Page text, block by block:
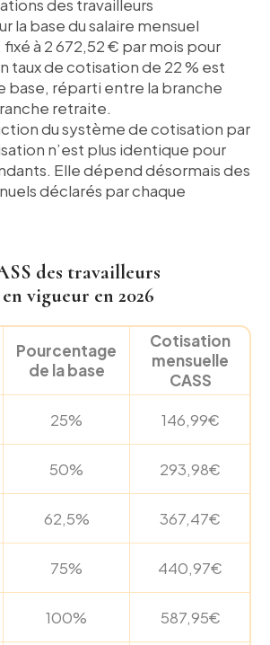
des travailleurs
la base du salaire mensuel
à 2 672,52 € par mois pour
taux de cotisation de 22 % est
base, réparti entre la branche
retraite.
du système de cotisation par
n’est plus identique pour
Elle dépend désormais des
déclarés par chaque
des travailleurs
vigueur en 2026
Pourcentage
de la base
Cotisation
mensuelle
CASS
25%
146,99€
50%
293,98€
62,5%
367,47€
75%
440,97€
100%
587,95€